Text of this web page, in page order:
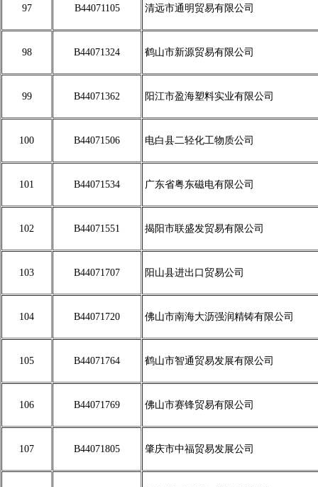
97 B44071105 清远市通明贸易有限公司
98 B44071324 鹤山市新源贸易有限公司
99 B44071362 阳江市盈海塑料实业有限公司
100 B44071506 电白县二轻化工物质公司
101 B44071534 广东省粤东磁电有限公司
102 B44071551 揭阳市联盛发贸易有限公司
103 B44071707 阳山县进出口贸易公司
104 B44071720 佛山市南海大沥强润精铸有限公司
105 B44071764 鹤山市智通贸易发展有限公司
106 B44071769 佛山市赛锋贸易有限公司
107 B44071805 肇庆市中福贸易发展公司